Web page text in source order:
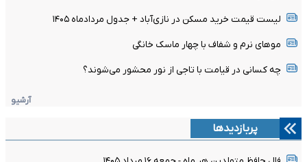
لیست قیمت خرید مسکن در نازی‌آباد + جدول مردادماه ۱۴۰۵
موهای نرم و شفاف با چهار ماسک خانگی
چه کسانی در قیامت با تاجی از نور محشور می‌شوند؟
آرشیو
پربازدیدها